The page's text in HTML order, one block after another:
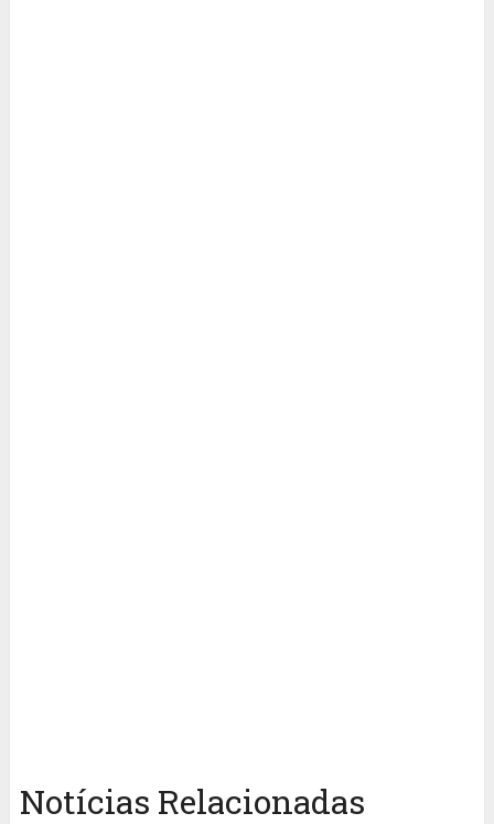
Notícias Relacionadas